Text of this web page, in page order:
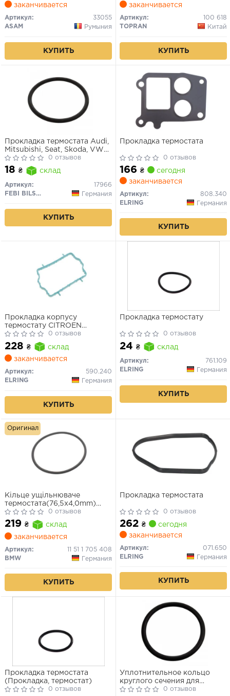
заканчивается
Артикул:
33055
ASAM
Румыния
КУПИТЬ
заканчивается
Артикул:
100 618
TOPRAN
Китай
КУПИТЬ
Прокладка термостата Audi,
Mitsubishi, Seat, Skoda, VW
(пр-во FEBI)0 отзывов
18 ₴ склад
Артикул:
17966
FEBI BILSTEIN
Германия
КУПИТЬ
Прокладка термостата
0 отзывов
166 ₴
сегодня
заканчивается
Артикул:
808.340
ELRING
Германия
КУПИТЬ
Прокладка корпусу
термостату CITROEN
BERLINGO, C3 AIRCROSS II,
C3 II, C3 III, C3 PICASSO, C4
CACTUS, C4 GRAND
PICASSO II, C4 II, C4 PICASSO
JUMPY, SPACETOURER 1.6D
04.08-
0 отзывов
228 ₴
склад
заканчивается
Артикул:
590.240
ELRING
Германия
КУПИТЬ
Прокладка термостату
0 отзывов
24 ₴ склад
Артикул:
761.109
ELRING
Германия
КУПИТЬ
Кільце ущільнюваче
термостата(76,5x4,0mm)
BMW M60 M620 отзывов
219 ₴
склад
заканчивается
Артикул:
11 51 1 705 408
BMW
Германия
КУПИТЬ
Оригинал
Прокладка термостата
0 отзывов
262 ₴
сегодня
заканчивается
Артикул:
071.650
ELRING
Германия
КУПИТЬ
Прокладка термостата
(Прокладка, термостат)
0 отзывов
Уплотнительное кольцо
круглого сечения для
термостата
0 отзывов